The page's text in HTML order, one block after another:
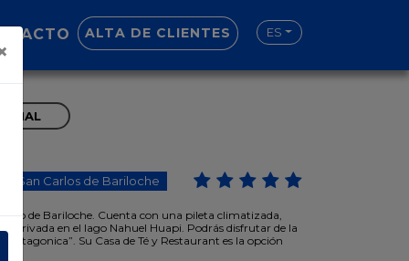
ES
ALTA DE CLIENTES
San Carlos de Bariloche
de Bariloche. Cuenta con una pileta climatizada,
privada en el lago Nahuel Huapi. Podrás disfrutar de la
Su Casa de Té y Restaurant es la opción